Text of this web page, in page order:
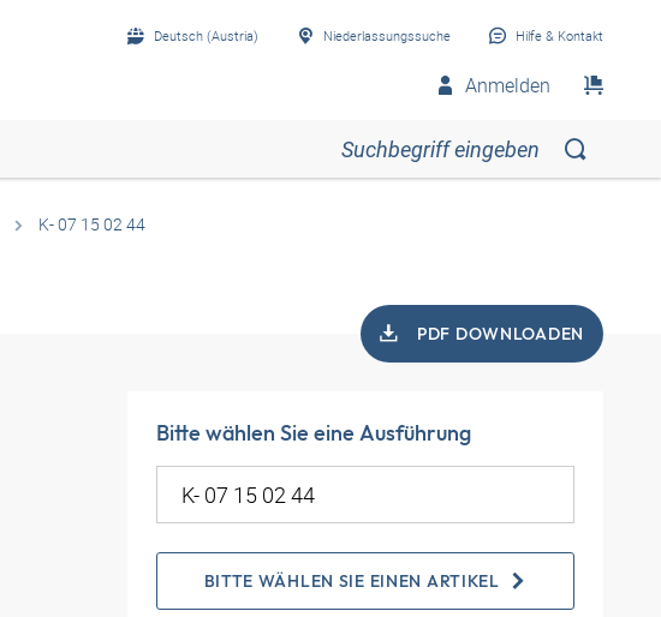
Deutsch (Austria) Niederlassungssuche Hilfe & Kontakt
Anmelden
K- 07 15 02 44
PDF DOWNLOADEN
Bitte wählen Sie eine Ausführung
BITTE WÄHLEN SIE EINEN ARTIKEL